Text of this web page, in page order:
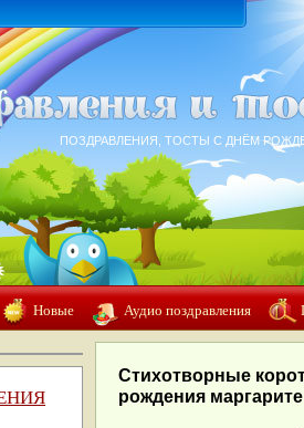
ПОЗДРАВЛЕНИЯ, ТОСТЫ С ДНЁМ
Новые Аудио поздравления
Стихотворные
рождения маргарите